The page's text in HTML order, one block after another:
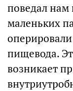
поведал нам
маленьких
пищевода.
возникает